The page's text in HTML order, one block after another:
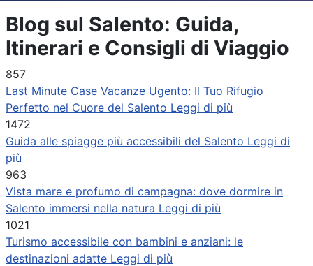
Blog sul Salento: Guida,
Itinerari e Consigli di Viaggio
857
Last Minute Case Vacanze Ugento: Il Tuo Rifugio
Perfetto nel Cuore del Salento Leggi di più
1472
Guida alle spiagge più accessibili del Salento Leggi di
più
963
Vista mare e profumo di campagna: dove dormire in
Salento immersi nella natura Leggi di più
1021
Turismo accessibile con bambini e anziani: le
destinazioni adatte Leggi di più